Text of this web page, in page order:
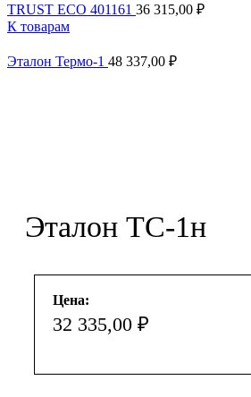
TRUST ECO 401161 36 315,00 ₽
К товарам
Эталон Термо-1 48 337,00 ₽
Эталон ТС-1н
Цена:
32 335,00 ₽